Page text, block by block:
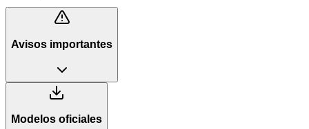
Avisos importantes
Modelos oficiales